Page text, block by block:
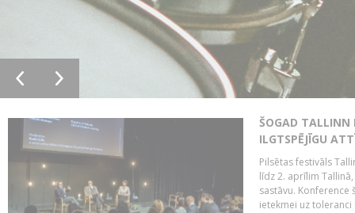
ŠOGAD TALLINN
ILGTSPĒJĪGU
Pilsētas festivāls
līdz 2. aprīlim
sastāvu.
ietekmei uz